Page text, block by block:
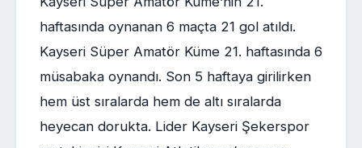
haftasında oynanan 6 maçta 21 gol atıldı.
Kayseri Süper Amatör Küme 21. haftasında 6
müsabaka oynandı. Son 5 haftaya girilirken
hem üst sıralarda hem de altı sıralarda
heyecan dorukta. Lider Kayseri Şekerspor